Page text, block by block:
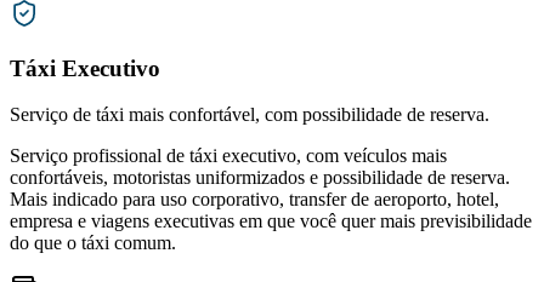
Táxi Executivo
Serviço de táxi mais confortável, com possibilidade de reserva.
Serviço profissional de táxi executivo, com veículos mais
confortáveis, motoristas uniformizados e possibilidade de reserva.
Mais indicado para uso corporativo, transfer de aeroporto, hotel,
empresa e viagens executivas em que você quer mais previsibilidade
do que o táxi comum.